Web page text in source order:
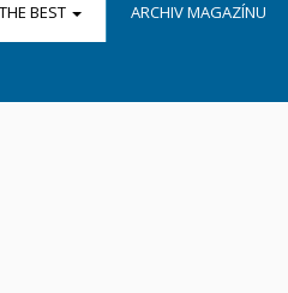
BEST ARCHIV MAGAZÍNU